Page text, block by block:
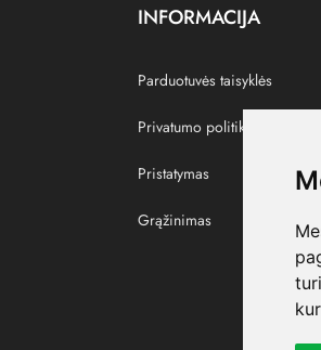
INFORMACIJA
Parduotuvės taisyklės
Privatumo politika
Pristatymas
Grąžinimas